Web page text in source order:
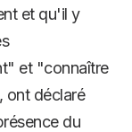
et qu'il y
et "connaître
ont déclaré
du